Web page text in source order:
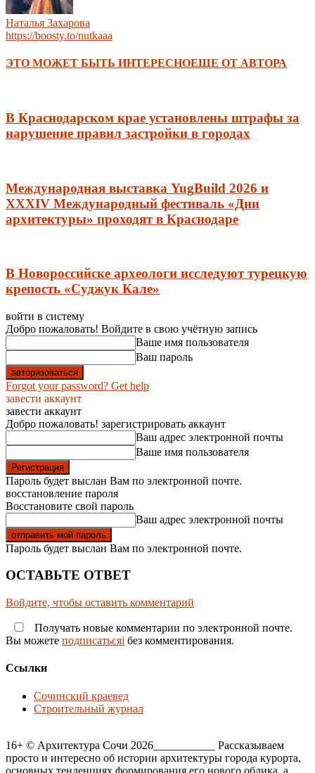
Наталья Захарова
https://boosty.to/nutkaaa
ЭТО МОЖЕТ БЫТЬ ИНТЕРЕСНОЕЩЕ ОТ АВТОРА
В Краснодарском крае установлены штрафы за
нарушение правил застройки в городах
Международная выставка YugBuild 2026 и
XXXIV Международный фестиваль «Дни
архитектуры» проходят в Краснодаре
В Новороссийске археологи исследуют турецкую
крепость «Суджук Кале»
войти в систему
Добро пожаловать! Войдите в свою учётную запись
Ваше имя пользователя
Ваш пароль
Forgot your password? Get help
завести аккаунт
завести аккаунт
Добро пожаловать! зарегистрировать аккаунт
Ваш адрес электронной почты
Ваше имя пользователя
Пароль будет выслан Вам по электронной почте.
восстановление пароля
Восстановите свой пароль
Ваш адрес электронной почты
Пароль будет выслан Вам по электронной почте.
ОСТАВЬТЕ ОТВЕТ
Войдите, чтобы оставить комментарий
Получать новые комментарии по электронной почте.
Вы можете подписатьсяi без комментирования.
Ссылки
Сочинский краевед
Строительный журнал
16+ © Архитектура Сочи 2026___________ Рассказываем
просто и интересно об истории архитектуры города курорта,
основных тенденциях формирования его нового облика, а